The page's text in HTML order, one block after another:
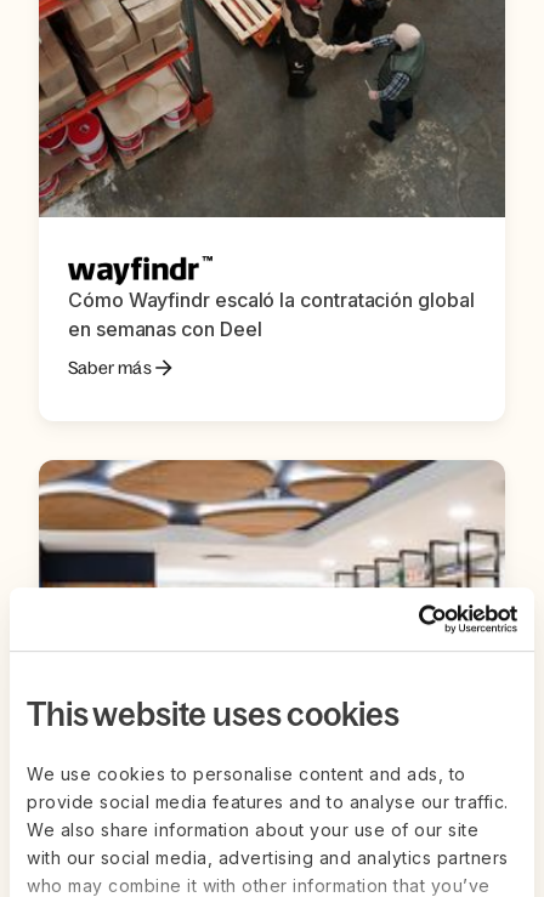
This website uses cookies
We use cookies to personalise content and ads, to
provide social media features and to analyse our traffic.
We also share information about your use of our site
with our social media, advertising and analytics partners
who may combine it with other information that you’ve
Cómo Wayfindr escaló la contratación global
en semanas con Deel
Saber más